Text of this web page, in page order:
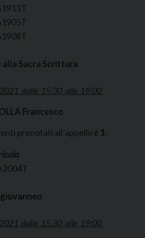
Sacra Scrittura
dalle 15:30 alle 19:00
Francesco
prenotati all’appello è 1:
dalle 15:30 alle 19:00